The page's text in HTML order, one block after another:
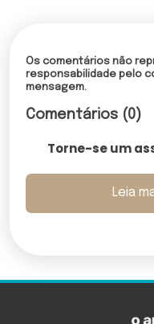
Os comentários não
responsabilidade pelo
mensagem.
Comentários (0)
Torne-se um
Leia